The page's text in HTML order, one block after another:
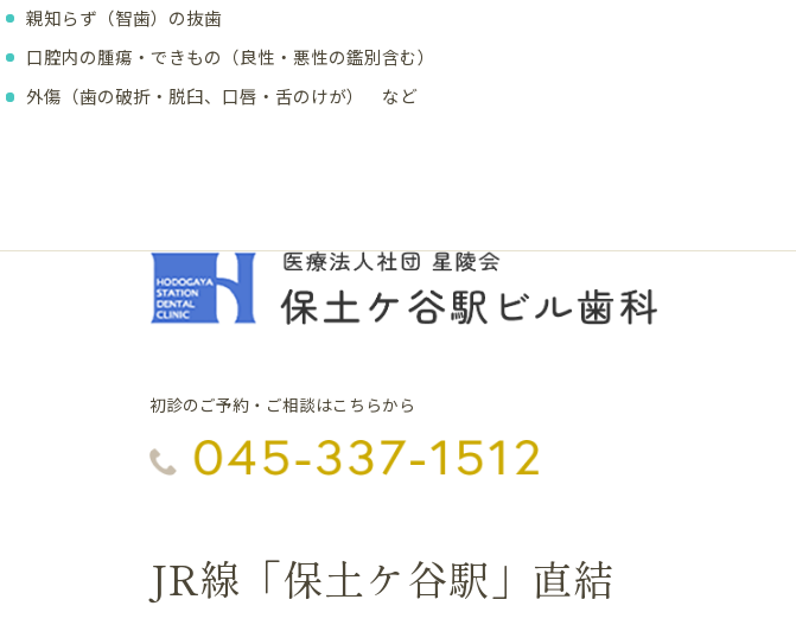
親知らず（智歯）の抜歯
口腔内の腫瘍・できもの（良性・悪性の鑑別含む）
外傷（歯の破折・脱臼、口唇・舌のけが） など
初診のご予約・ご相談はこちらから
JR線「保土ケ谷駅」直結